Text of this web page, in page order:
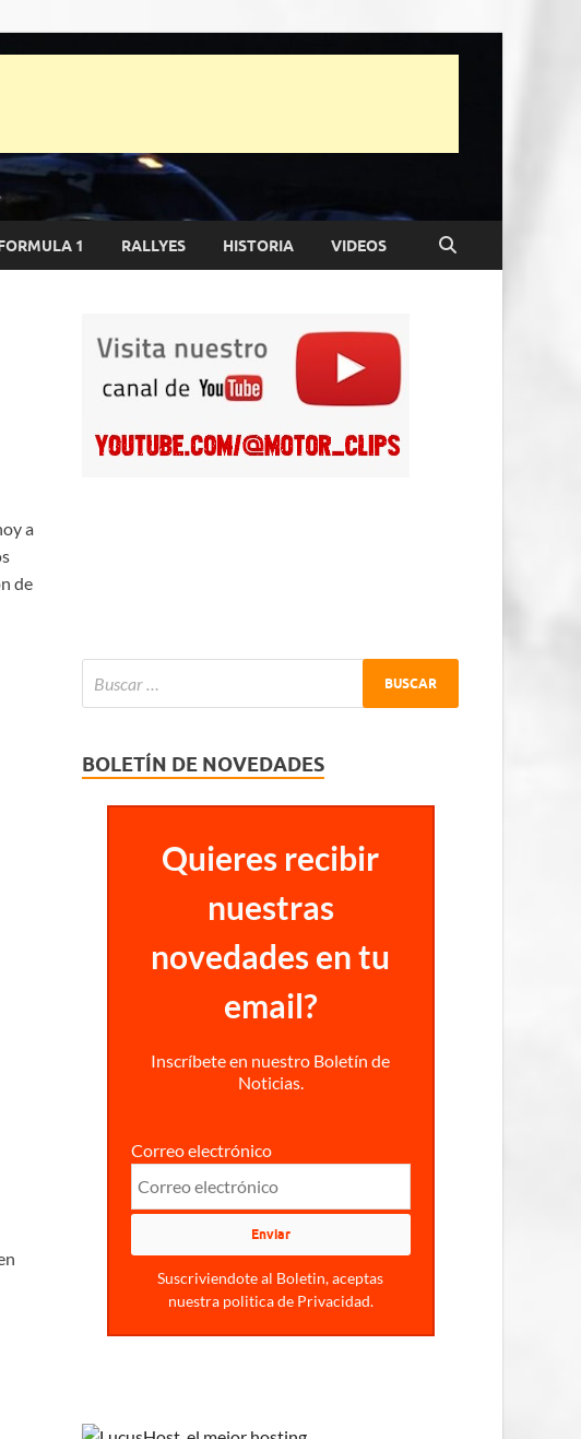
1 RALLYES HISTORIA VIDEOS
a
de
BOLETÍN DE NOVEDADES
Quieres recibir
nuestras
novedades en tu
email?
Inscríbete en nuestro Boletín de
Noticias.
Correo electrónico
Suscriviendote al Boletin, aceptas
nuestra politica de Privacidad.